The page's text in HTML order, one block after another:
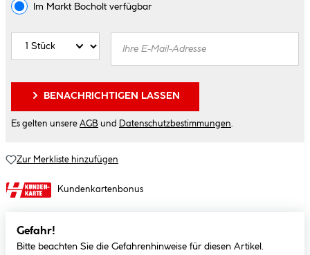
Im Markt Bocholtverfügbar
BENACHRICHTIGEN LASSEN
Es gelten unsere AGB und Datenschutzbestimmungen
Zur Merkliste hinzufügen
Kundenkartenbonus
Gefahr!
Bitte beachten Sie die Gefahrenhinweise für diesen Artikel.